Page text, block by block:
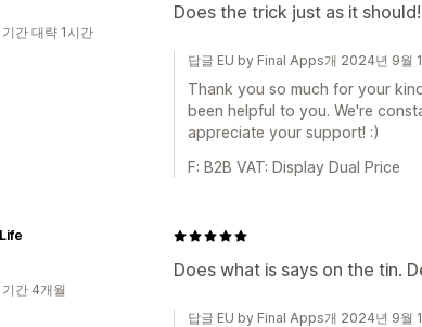
Does the trick just as it should!
간 대략 1시간
답글 EU by Final Apps개 2024년 9월
Thank you so much for your
been helpful to you. We're
appreciate your support! :)
F: B2B VAT: Display Dual Price
Does what is says on the tin.
간 4개월
답글 EU by Final Apps개 2024년 9월